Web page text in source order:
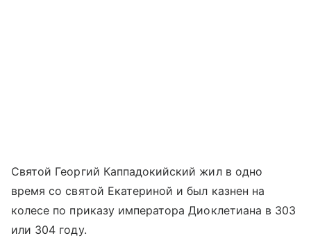
Святой Георгий Каппадокийский жил в одно
время со святой Екатериной и был казнен на
колесе по приказу императора Диоклетиана в 303
или 304 году.